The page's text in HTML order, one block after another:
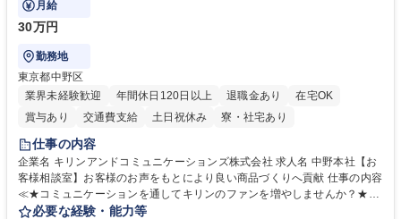
月給
30万円
勤務地
東京都中野区
業界未経験歓迎
年間休日120日以上 退職金あり
在宅OK
賞与あり
交通費支給 土日祝休み 寮・社宅あり
仕事の内容
企業名 キリンアンドコミュニケーションズ株式会社 求人名 中野本社【お
客様相談室】お客様のお声をもとにより良い商品づくりへ貢献 仕事の内容
≪★コミュニケーションを通してキリンのファンを増やしませんか？★≫
お客様のお声をより良い商品づくりに活かしていく上で、窓口となるお客
必要な経験・能力等